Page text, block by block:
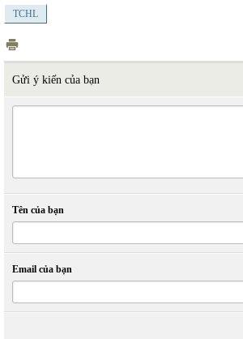
TCHL
Gửi ý kiến của bạn
Tên của bạn
Email của bạn